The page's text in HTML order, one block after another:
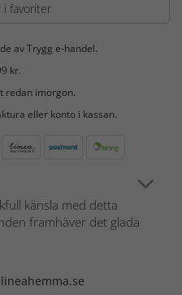
i favoriter
av Trygg e-handel.
kr.
redan imorgon.
eller konto i kassan.
känsla med detta
framhäver det glada